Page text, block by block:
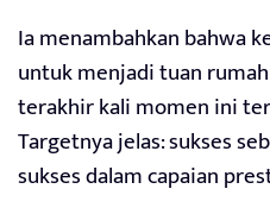
Ia menambahkan bahwa
untuk menjadi tuan
terakhir kali momen ini
Targetnya jelas: sukses
sukses dalam capaian